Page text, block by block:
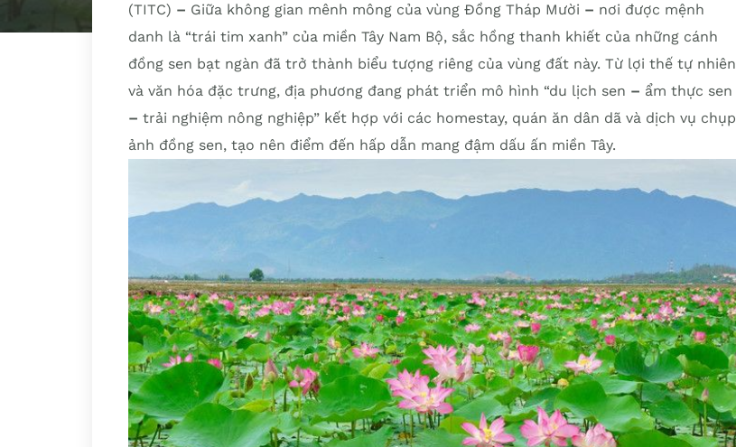
(TITC) – Giữa không gian mênh mông của vùng Đồng Tháp Mười – nơi được mệnh
danh là “trái tim xanh” của miền Tây Nam Bộ, sắc hồng thanh khiết của những cánh
đồng sen bạt ngàn đã trở thành biểu tượng riêng của vùng đất này. Từ lợi thế tự nhiên
và văn hóa đặc trưng, địa phương đang phát triển mô hình “du lịch sen – ẩm thực sen
– trải nghiệm nông nghiệp” kết hợp với các homestay, quán ăn dân dã và dịch vụ chụp
ảnh đồng sen, tạo nên điểm đến hấp dẫn mang đậm dấu ấn miền Tây.